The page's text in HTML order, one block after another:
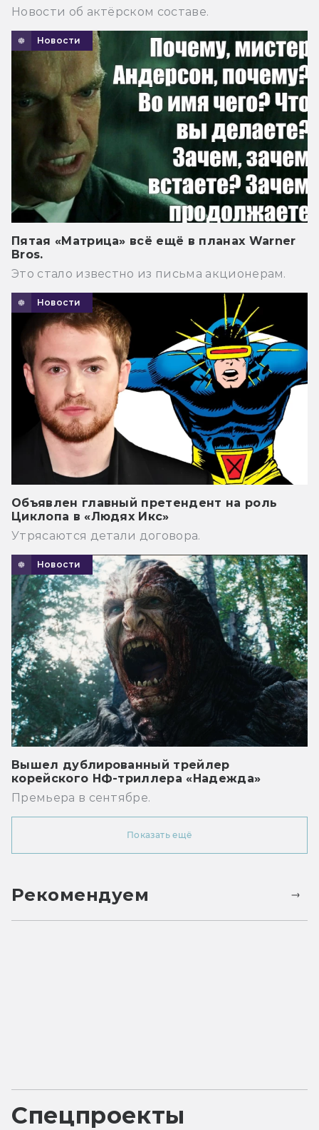
Новости об актёрском составе.
Новости
Пятая «Матрица» всё ещё в планах Warner
Bros.
Это стало известно из письма акционерам.
Новости
Объявлен главный претендент на роль
Циклопа в «Людях Икс»
Утрясаются детали договора.
Новости
Вышел дублированный трейлер
корейского НФ-триллера «Надежда»
Премьера в сентябре.
Показать ещё
Рекомендуем
Спецпроекты